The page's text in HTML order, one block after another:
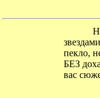
пекло,
БЕЗ
вас